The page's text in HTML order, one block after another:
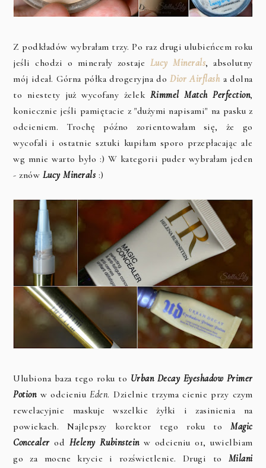
Z podkładów wybrałam trzy. Po raz drugi ulubieńcem roku
jeśli chodzi o minerały zostaje Lucy Minerals, absolutny
mój ideał. Górna półka drogeryjna doDior Airflasha dolna
to niestety już wycofany żelek Rimmel Match Perfection,
koniecznie jeśli pamiętacie z "dużymi napisami" na pasku z
odcieniem. Trochę późno zorientowałam się, że go
wycofali i ostatnie sztuki kupiłam sporo przepłacając ale
wg mnie warto było :) W kategorii puder wybrałam jeden
- znów Lucy Minerals:)
Ulubiona baza tego roku to Urban Decay Eyeshadow Primer
Potionw odcieniuEden. Dzielnie trzyma cienie przy czym
rewelacyjnie maskuje wszelkie żyłki i zasinienia na
powiekach. Najlepszy korektor tego roku toMagic
Concealerod Heleny Rubinsteinw odcieniu 01, uwielbiam
go za mocne krycie i rozświetlenie. Drugi to Milani